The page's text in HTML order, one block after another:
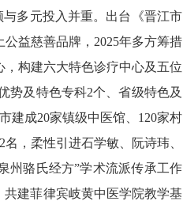
多元投入并重。出台《晋江市
益慈善品牌，2025年多方筹措
构建六大特色诊疗中心及五位
势及特色专科2个、省级特色及
建成20家镇级中医馆、120家村
，柔性引进石学敏、阮诗玮、
州骆氏经方”学术流派传承工作
建菲律宾岐黄中医学院教学基